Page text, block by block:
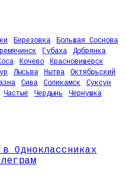
Березовка
Большая Соснова
Губаха
Добрянка
Кочево
Красновишерск
Лысьва Нытва
Октябрьский
Сива Соликамск
Суксун
Частые Чердынь
Чернушка